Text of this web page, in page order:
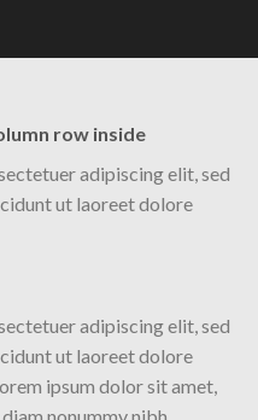
row inside
adipiscing elit, sed
ut laoreet dolore
adipiscing elit, sed
ut laoreet dolore
ipsum dolor sit amet,